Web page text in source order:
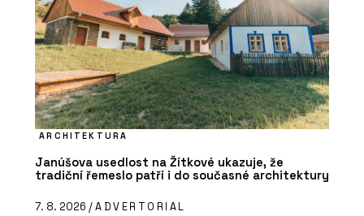
ARCHITEKTURA
Janúšova usedlost na Žítkové ukazuje, že
tradiční řemeslo patří i do současné architektury
7. 8. 2026 /ADVERTORIAL